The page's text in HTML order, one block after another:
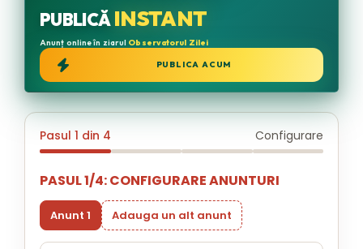
PUBLICĂINSTANT
Anunț online în ziarul Observatorul Zilei
PUBLICA ACUM
Pasul 1 din 4 Configurare
PASUL 1/4: CONFIGURARE ANUNTURI
Anunt 1 Adauga un alt anunt